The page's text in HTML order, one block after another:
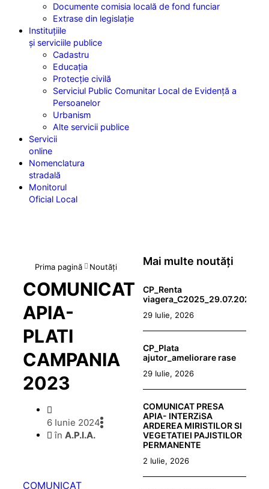
Documente comisia locală de fond funciar
Extrase din legislație
Instituțiile
și serviciile publice
Cadastru
Educația
Protecție civilă
Serviciul Public Comunitar Local de Evidență a
Persoanelor
Urbanism
Alte servicii publice
Servicii
online
Nomenclatura
stradală
Monitorul
Oficial Local
Prima pagină Noutăți
COMUNICAT
APIA-
PLATI
CAMPANIA
2023
6 Iunie 2024
în A.P.I.A.
COMUNICAT
Mai multe noutăți
CP_Renta
viagera_C2025_29.07.2026
29 Iulie, 2026
CP_Plata
ajutor_ameliorare rase
29 Iulie, 2026
COMUNICAT PRESA
APIA- INTERZiSA
ARDEREA MIRISTILOR SI
VEGETATIEI PAJISTILOR
PERMANENTE
2 Iulie, 2026